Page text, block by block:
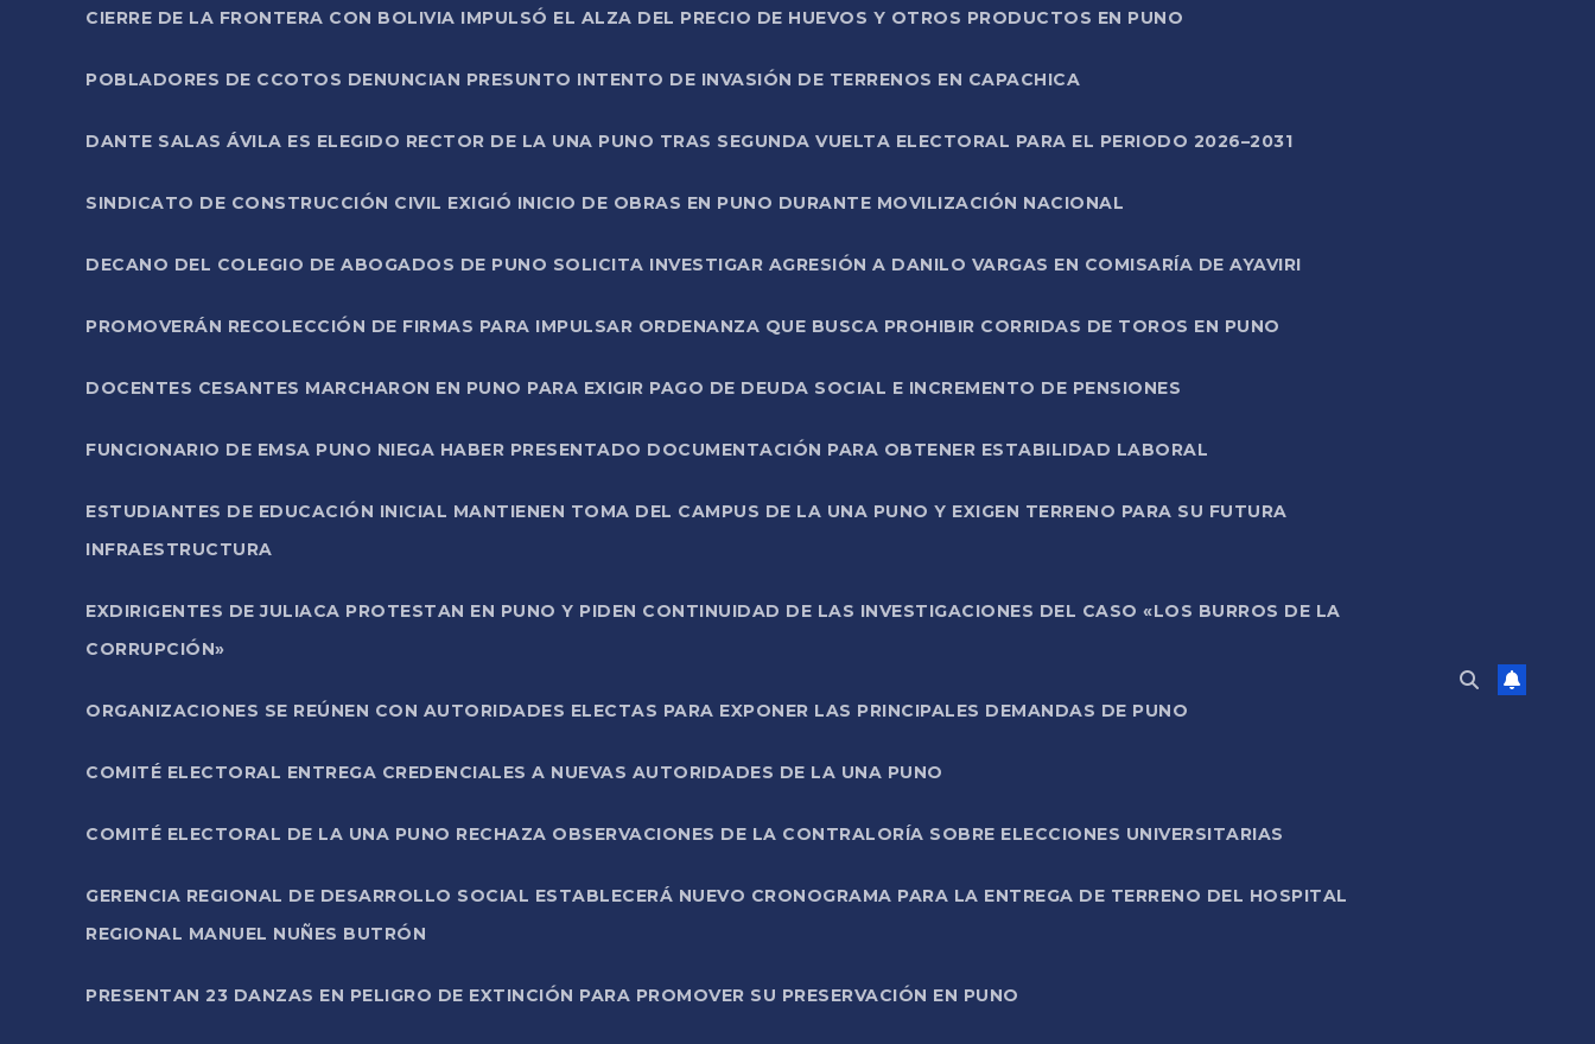
CIERRE DE LA FRONTERA CON BOLIVIA IMPULSÓ EL ALZA DEL PRECIO DE HUEVOS Y OTROS PRODUCTOS EN PUNO
POBLADORES DE CCOTOS DENUNCIAN PRESUNTO INTENTO DE INVASIÓN DE TERRENOS EN CAPACHICA
DANTE SALAS ÁVILA ES ELEGIDO RECTOR DE LA UNA PUNO TRAS SEGUNDA VUELTA ELECTORAL PARA EL PERIODO 2026–2031
SINDICATO DE CONSTRUCCIÓN CIVIL EXIGIÓ INICIO DE OBRAS EN PUNO DURANTE MOVILIZACIÓN NACIONAL
DECANO DEL COLEGIO DE ABOGADOS DE PUNO SOLICITA INVESTIGAR AGRESIÓN A DANILO VARGAS EN COMISARÍA DE AYAVIRI
PROMOVERÁN RECOLECCIÓN DE FIRMAS PARA IMPULSAR ORDENANZA QUE BUSCA PROHIBIR CORRIDAS DE TOROS EN PUNO
DOCENTES CESANTES MARCHARON EN PUNO PARA EXIGIR PAGO DE DEUDA SOCIAL E INCREMENTO DE PENSIONES
FUNCIONARIO DE EMSA PUNO NIEGA HABER PRESENTADO DOCUMENTACIÓN PARA OBTENER ESTABILIDAD LABORAL
ESTUDIANTES DE EDUCACIÓN INICIAL MANTIENEN TOMA DEL CAMPUS DE LA UNA PUNO Y EXIGEN TERRENO PARA SU FUTURA
INFRAESTRUCTURA
EXDIRIGENTES DE JULIACA PROTESTAN EN PUNO Y PIDEN CONTINUIDAD DE LAS INVESTIGACIONES DEL CASO «LOS BURROS DE LA
CORRUPCIÓN»
ORGANIZACIONES SE REÚNEN CON AUTORIDADES ELECTAS PARA EXPONER LAS PRINCIPALES DEMANDAS DE PUNO
COMITÉ ELECTORAL ENTREGA CREDENCIALES A NUEVAS AUTORIDADES DE LA UNA PUNO
COMITÉ ELECTORAL DE LA UNA PUNO RECHAZA OBSERVACIONES DE LA CONTRALORÍA SOBRE ELECCIONES UNIVERSITARIAS
GERENCIA REGIONAL DE DESARROLLO SOCIAL ESTABLECERÁ NUEVO CRONOGRAMA PARA LA ENTREGA DE TERRENO DEL HOSPITAL
REGIONAL MANUEL NUÑES BUTRÓN
PRESENTAN 23 DANZAS EN PELIGRO DE EXTINCIÓN PARA PROMOVER SU PRESERVACIÓN EN PUNO